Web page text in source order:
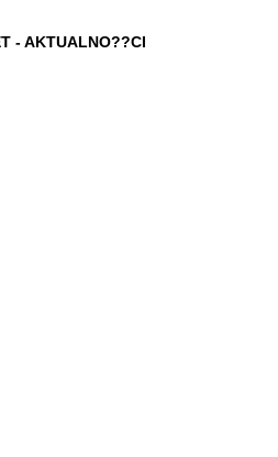
- AKTUALNO??CI